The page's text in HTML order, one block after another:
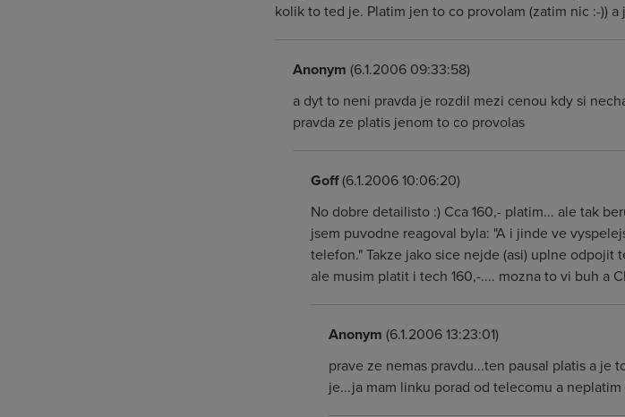
kolik to ted je. Platim jen to co provolam (zatim nic :-))
Anonym (6.1.2006 09:33:58)
a dyt to neni pravda je rozdil mezi cenou kdy si
pravda ze platis jenom to co provolas
Goff(6.1.2006 10:06:20)
No dobre detailisto :) Cca 160,- platim... ale tak
jsem puvodne reagoval byla: "A i jinde ve
telefon." Takze jako sice nejde (asi) uplne
ale musim platit i tech 160,-.... mozna to vi buh a
Anonym (6.1.2006 13:23:01)
prave ze nemas pravdu...ten pausal platis a je
je...ja mam linku porad od telecomu a neplatim